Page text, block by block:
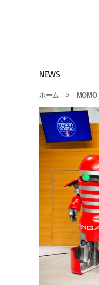
NEWS
ホーム > MOMO